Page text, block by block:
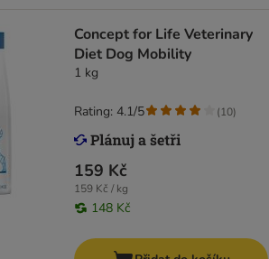
Concept for Life Veterinary
Diet Dog Mobility
1 kg
159 Kč
159 Kč / kg
148 Kč
Rating: 4.1/5 (10)